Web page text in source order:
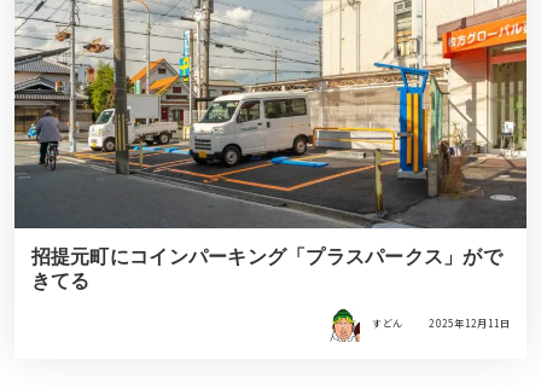
招提元町にコインパーキング「プラスパークス」がで
きてる
すどん 2025年12月11日